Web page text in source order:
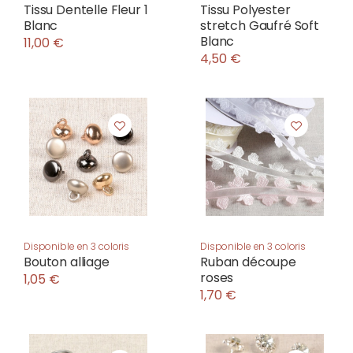
Tissu Dentelle Fleur 1
Blanc
11,00 €
Tissu Polyester
stretch Gaufré Soft
Blanc
4,50 €
Disponible en 3 coloris
Bouton alliage
1,05 €
Disponible en 3 coloris
Ruban découpe
roses
1,70 €